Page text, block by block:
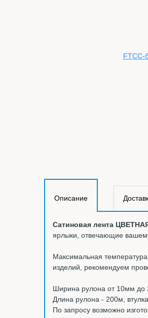
Описание
Сатиновая лента
ярлыки, отвечающие
Максимальная
изделий, рекомендуем
Ширина рулона от 10мм до
Длина рулона - 200м,
По запросу возможно